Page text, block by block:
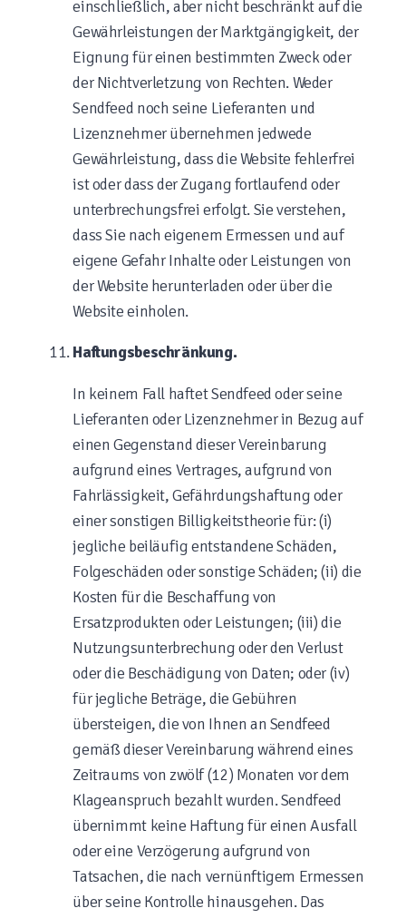
einschließlich, aber nicht beschränkt auf die
Gewährleistungen der Marktgängigkeit, der
Eignung für einen bestimmten Zweck oder
der Nichtverletzung von Rechten. Weder
Sendfeed noch seine Lieferanten und
Lizenznehmer übernehmen jedwede
Gewährleistung, dass die Website fehlerfrei
ist oder dass der Zugang fortlaufend oder
unterbrechungsfrei erfolgt. Sie verstehen,
dass Sie nach eigenem Ermessen und auf
eigene Gefahr Inhalte oder Leistungen von
der Website herunterladen oder über die
Website einholen.
Haftungsbeschränkung.
In keinem Fall haftet Sendfeed oder seine
Lieferanten oder Lizenznehmer in Bezug auf
einen Gegenstand dieser Vereinbarung
aufgrund eines Vertrages, aufgrund von
Fahrlässigkeit, Gefährdungshaftung oder
einer sonstigen Billigkeitstheorie für: (i)
jegliche beiläufig entstandene Schäden,
Folgeschäden oder sonstige Schäden; (ii) die
Kosten für die Beschaffung von
Ersatzprodukten oder Leistungen; (iii) die
Nutzungsunterbrechung oder den Verlust
oder die Beschädigung von Daten; oder (iv)
für jegliche Beträge, die Gebühren
übersteigen, die von Ihnen an Sendfeed
gemäß dieser Vereinbarung während eines
Zeitraums von zwölf (12) Monaten vor dem
Klageanspruch bezahlt wurden. Sendfeed
übernimmt keine Haftung für einen Ausfall
oder eine Verzögerung aufgrund von
Tatsachen, die nach vernünftigem Ermessen
über seine Kontrolle hinausgehen. Das